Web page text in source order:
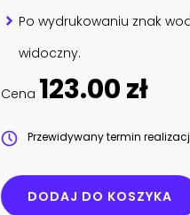
Po wydrukowaniu znak
widoczny.
Cena 123.00 zł
Przewidywany termin
DODAJ DO KOSZYKA